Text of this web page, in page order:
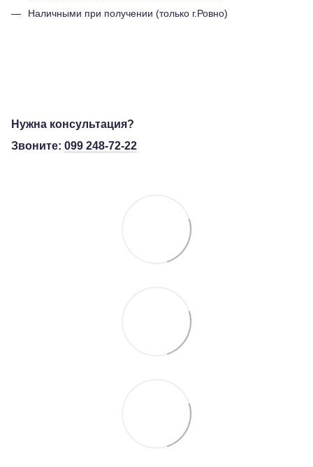
Наличными при получении (только г.Ровно)
Нужна консультация?
Звоните: 099 248-72-22